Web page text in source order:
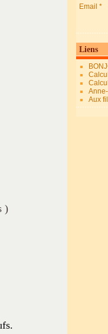
)
Email
Liens
Aux